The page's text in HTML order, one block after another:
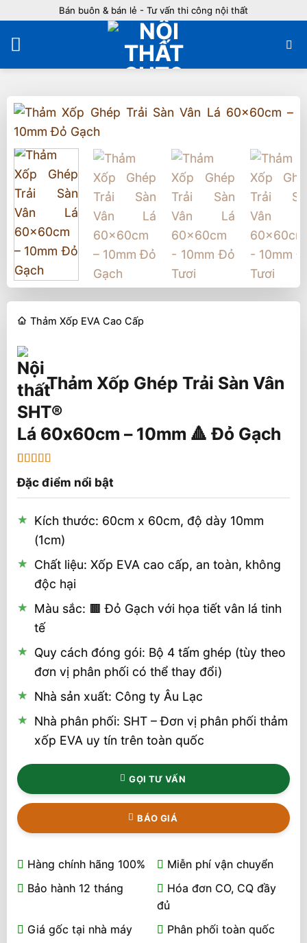
nội
dung
Bán buôn & bán lẻ - Tư vấn thi công nội thất
Thảm Xốp EVA Cao Cấp
Thảm Xốp Ghép Trải Sàn Vân
Lá 60x60cm – 10mm 🔺 Đỏ Gạch
trên 5 dựa
trênđánh
giá
Đặc điểm nổi bật
Kích thước: 60cm x 60cm, độ dày 10mm
(1cm)
Chất liệu: Xốp EVA cao cấp, an toàn, không
độc hại
Màu sắc: 🟫 Đỏ Gạch với họa tiết vân lá tinh
tế
Quy cách đóng gói: Bộ 4 tấm ghép (tùy theo
đơn vị phân phối có thể thay đổi)
Nhà sản xuất: Công ty Âu Lạc
Nhà phân phối: SHT – Đơn vị phân phối thảm
xốp EVA uy tín trên toàn quốc
GỌI TƯ VẤN
BÁO GIÁ
Hàng chính hãng 100%
Miễn phí vận chuyển
Bảo hành 12 tháng
Hóa đơn CO, CQ đầy
đủ
Giá gốc tại nhà máy
Phân phối toàn quốc